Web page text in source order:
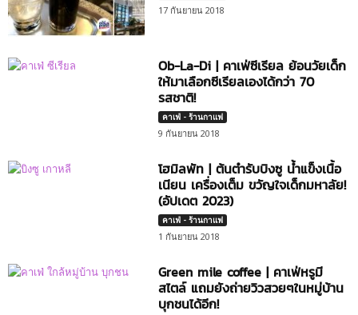
17 กันยายน 2018
Ob-La-Di | คาเฟ่ซีเรียล ย้อนวัยเด็ก
ให้มาเลือกซีเรียลเองได้กว่า 70
รสชาติ!
คาเฟ่ - ร้านกาแฟ
9 กันยายน 2018
โฮมิลพัท | ต้นตำรับบิงซู น้ำแข็งเนื้อ
เนียน เครื่องเต็ม ขวัญใจเด็กมหาลัย!
(อัปเดต 2023)
คาเฟ่ - ร้านกาแฟ
1 กันยายน 2018
Green mile coffee | คาเฟ่หรูมี
สไตล์ แถมยังถ่ายวิวสวยๆในหมู่บ้าน
บุกชนได้อีก!